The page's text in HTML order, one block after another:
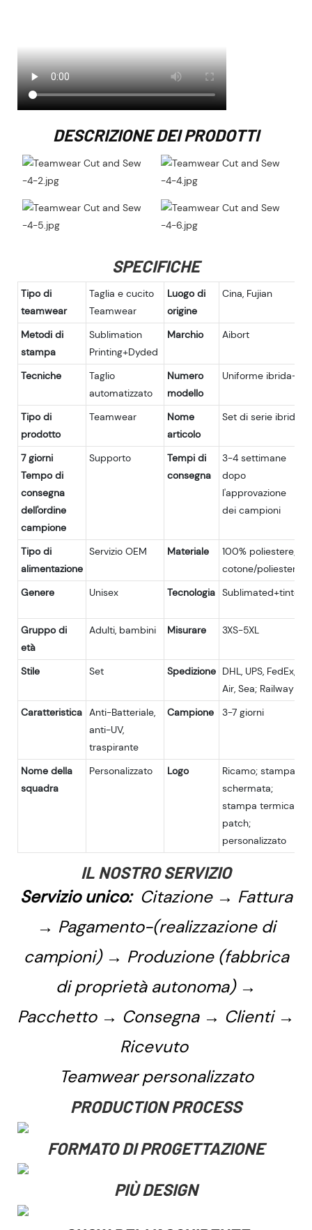
DESCRIZIONE DEI PRODOTTI
SPECIFICHE
Tipo di
teamwear
Taglia e cucito
Teamwear
Luogo di
origine
Cina, Fujian
Metodi di
stampa
Sublimation
Printing+Dyded
Marchio Aibort
Tecniche
Taglio
automatizzato
Numero
modello
Uniforme ibrida-1
Tipo di
prodotto
Teamwear
Nome
articolo
Set di serie ibride
7 giorni
Tempo di
consegna
dell'ordine
campione
Supporto
Tempi di
consegna
3-4 settimane
dopo
l'approvazione
dei campioni
Tipo di
alimentazione
Servizio OEM Materiale
100% poliestere;
cotone/poliestere
Genere
Unisex Tecnologia Sublimated+tinto
Gruppo di
età
Adulti, bambini Misurare 3XS-5XL
Stile Set Spedizione DHL, UPS, FedEx,
Air, Sea; Railway
Caratteristica Anti-Batteriale,
anti-UV,
traspirante
Campione 3-7 giorni
Nome della
squadra
Personalizzato Logo
Ricamo; stampa
schermata;
stampa termica;
patch;
personalizzato
IL NOSTRO SERVIZIO
Servizio unico: Citazione → Fattura
→ Pagamento-(realizzazione di
campioni) → Produzione (fabbrica
di proprietà autonoma) →
Pacchetto → Consegna → Clienti →
Ricevuto
Teamwear personalizzato
PRODUCTION PROCESS
FORMATO DI PROGETTAZIONE
PIÙ DESIGN